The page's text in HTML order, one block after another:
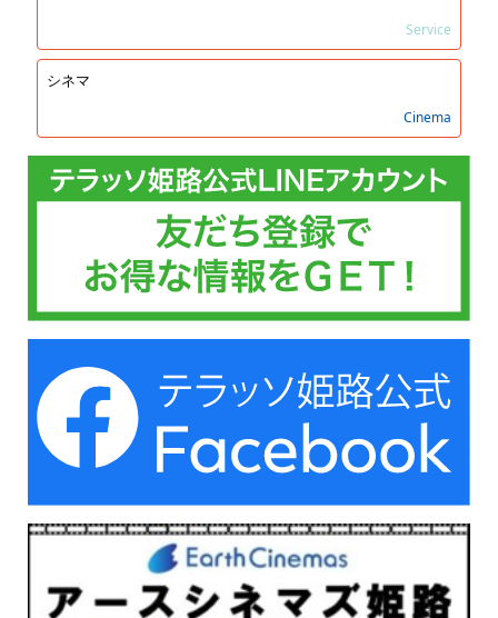
Service
シネマ
Cinema